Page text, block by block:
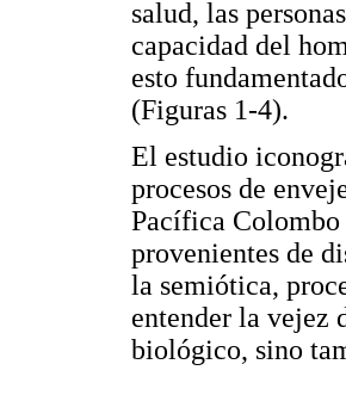
salud, las
capacidad del
esto
(Figuras 1-4).
El estudio
procesos de
Pacífica Colombo
provenientes de
la semiótica,
entender la vejez
biológico, sino